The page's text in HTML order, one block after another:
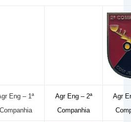
Eng – 1ª
Companhia
Agr Eng – 2ª
Companhia
Agr